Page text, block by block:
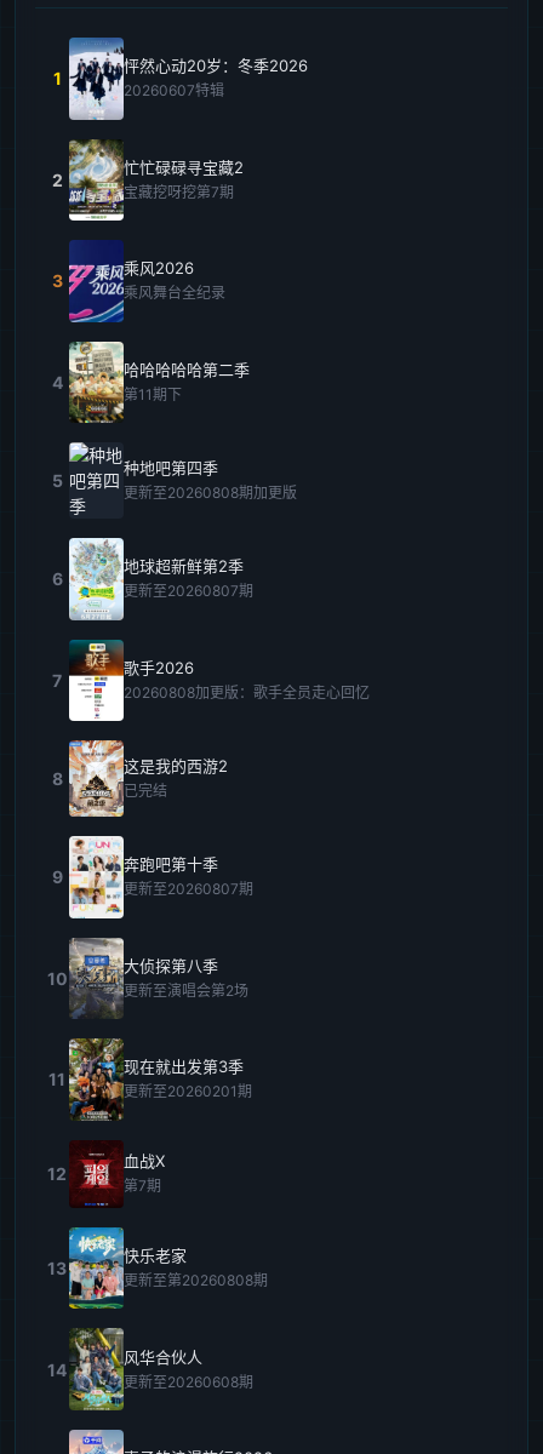
1
怦然心动20岁：冬季2026
20260607特辑
2
忙忙碌碌寻宝藏2
宝藏挖呀挖第7期
3
乘风2026
乘风舞台全纪录
4
哈哈哈哈哈第二季
第11期下
5
种地吧第四季
更新至20260808期加更版
6
地球超新鲜第2季
更新至20260807期
7
歌手2026
20260808加更版：歌手全员走心回忆
8
这是我的西游2
已完结
9
奔跑吧第十季
更新至20260807期
10
大侦探第八季
更新至演唱会第2场
11
现在就出发第3季
更新至20260201期
12
血战X
第7期
13
快乐老家
更新至第20260808期
14
风华合伙人
更新至20260608期